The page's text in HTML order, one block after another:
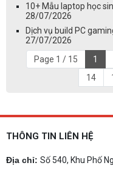
10+ Mẫu laptop học
28/07/2026
Dịch vụ build PC
27/07/2026
Page 1 / 15
1
14
THÔNG TIN LIÊN HỆ
Địa chỉ: Số 540, Khu Phố